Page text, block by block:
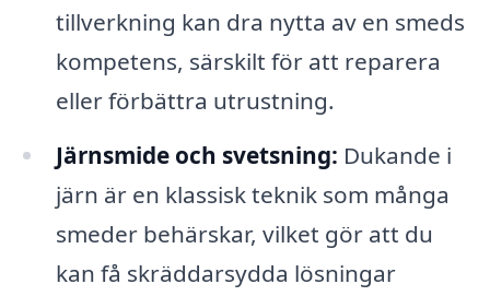
tillverkning kan dra nytta av en smeds
kompetens, särskilt för att reparera
eller förbättra utrustning.
Järnsmide och svetsning: Dukande i
järn är en klassisk teknik som många
smeder behärskar, vilket gör att du
kan få skräddarsydda lösningar